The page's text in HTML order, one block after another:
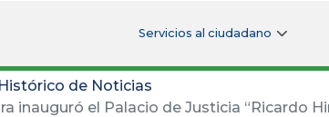
Servicios al ciudadano
Histórico de Noticias
inauguró el Palacio de Justicia “Ricardo